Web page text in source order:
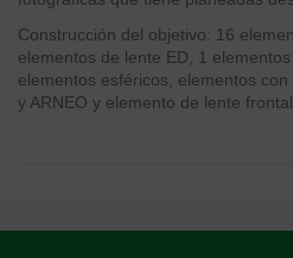
Construcción del objetivo: 16
elementos de lente ED, 1
elementos esféricos, elementos
y ARNEO y elemento de lente